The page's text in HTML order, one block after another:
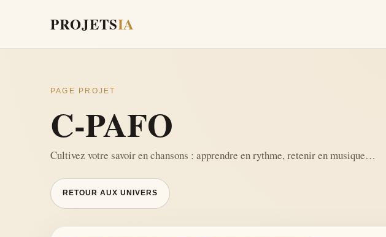
PROJETSIA
PAGE PROJET
C-PAFO
Cultivez votre savoir en chansons : apprendre en rythme, retenir en musique…
RETOUR AUX UNIVERS